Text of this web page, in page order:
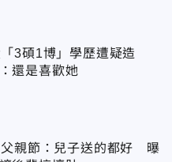
3碩1博」學歷遭疑造
還是喜歡她
親節：兒子送的都好 曝